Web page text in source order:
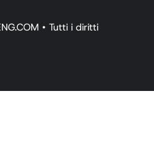
• Tutti i diritti